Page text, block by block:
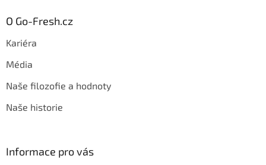
O Go-Fresh.cz
Kariéra
Média
Naše filozofie a hodnoty
Naše historie
Informace pro vás